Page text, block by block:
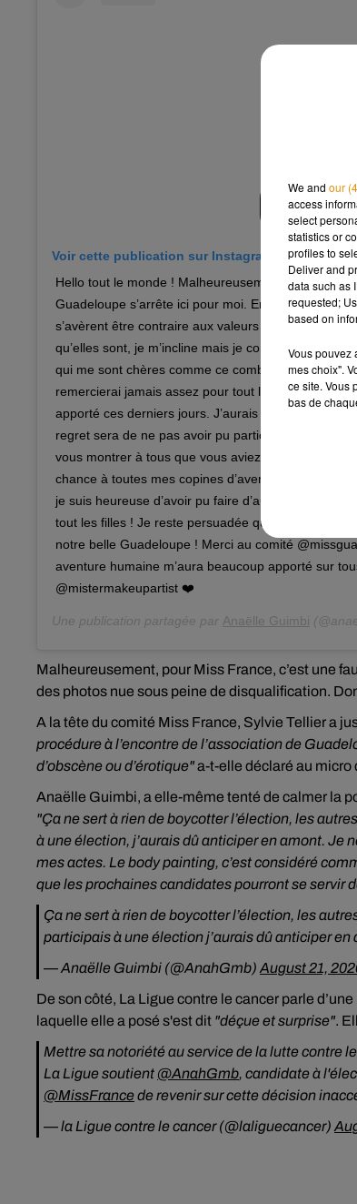
Voir cette publication sur Instagram
Hello tout le monde ! Malheureusement cette
Guadeloupe s’arrête ici pour moi. En effet, les
s’avèrent être contraire aux valeurs de Miss
qu’elles sont, je m’incline mais je continuerai
qui me sont chères comme ce combat contre le
remercierai jamais assez pour tout le soutien et
apporté ces derniers jours. J’aurais vécu cette
regret sera de ne pas avoir pu participer au show et
vous montrer à tous que vous aviez raison de me
chance à toutes mes copines d’aventure, on forme
je suis heureuse d’avoir pu faire d’aussi belles
tout les filles ! Je reste persuadée que la meilleure
notre belle Guadeloupe ! Merci au comité
aventure humaine m’aura beaucoup apporté sur
@mistermakeupartist ❤️
Une publication partagée par Anaëlle Guimbi
Malheureusement, pour Miss France, c’est une
des photos nue sous peine de disqualification.
A la tête du comité Miss France, Sylvie Tellier a
procédure à l’encontre de l’association de
d’obscène ou d’érotique"a-t-elle déclaré au micro
Anaëlle Guimbi, a elle-même tenté de calmer la
"Ça ne sert à rien de boycotter l’élection, les
à une élection, j’aurais dû anticiper en amont. Je
mes actes. Le body painting, c’est considéré
que les prochaines candidates pourront se servir
Ça ne sert à rien de boycotter l’élection, les
participais à une élection j’aurais dû anticiper en
— Anaëlle Guimbi (@AnahGmb) August 21,
De son côté, La Ligue contre le cancer parle d’une
laquelle elle a posé s'est dit "déçue et surprise".
Mettre sa notoriété au service de la lutte contre le
La Ligue soutient @AnahGmb, candidate à
@MissFrancede revenir sur cette décision
— la Ligue contre le cancer (@laliguecancer)
We and our
access
select
statistics or
profiles to
Deliver and
data such as
requested;
based on
Vous pouvez
mes choix".
ce site. Vous
bas de